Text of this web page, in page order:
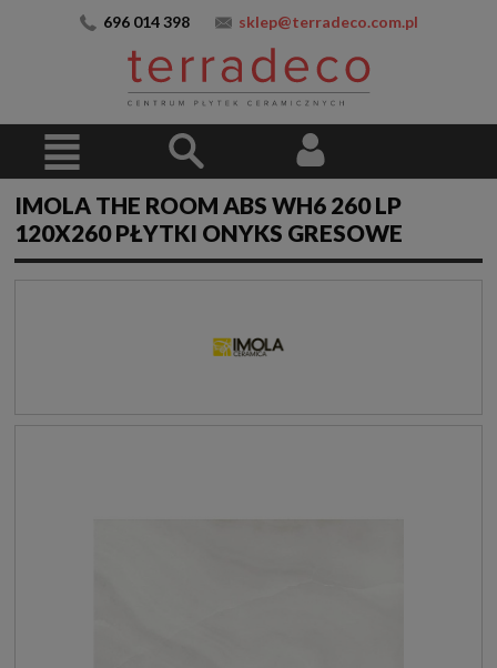
696 014 398 sklep@terradeco.com.pl
IMOLA THE ROOM ABS WH6 260 LP
120X260 PŁYTKI ONYKS GRESOWE